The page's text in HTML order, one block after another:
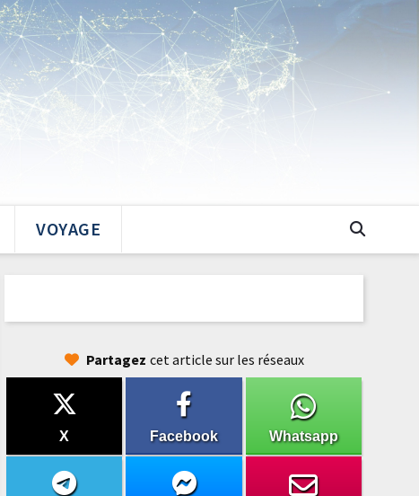
VOYAGE
Partagez cet article sur les réseaux
X Facebook Whatsapp